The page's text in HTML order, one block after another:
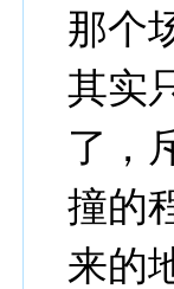
那个
其实
了，
撞的
来的